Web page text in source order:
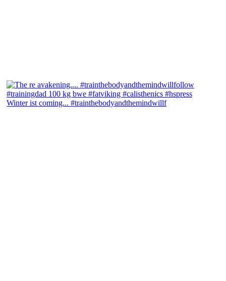
Winter ist coming... #trainthebodyandthemindwillf